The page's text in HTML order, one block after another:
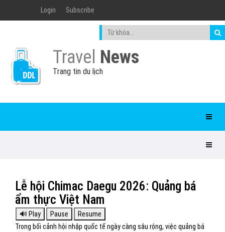
Login Subscribe
Travel News
Trang tin du lịch
Lễ hội Chimac Daegu 2026: Quảng bá
ẩm thực Việt Nam
Trong bối cảnh hội nhập quốc tế ngày càng sâu rộng, việc quảng bá